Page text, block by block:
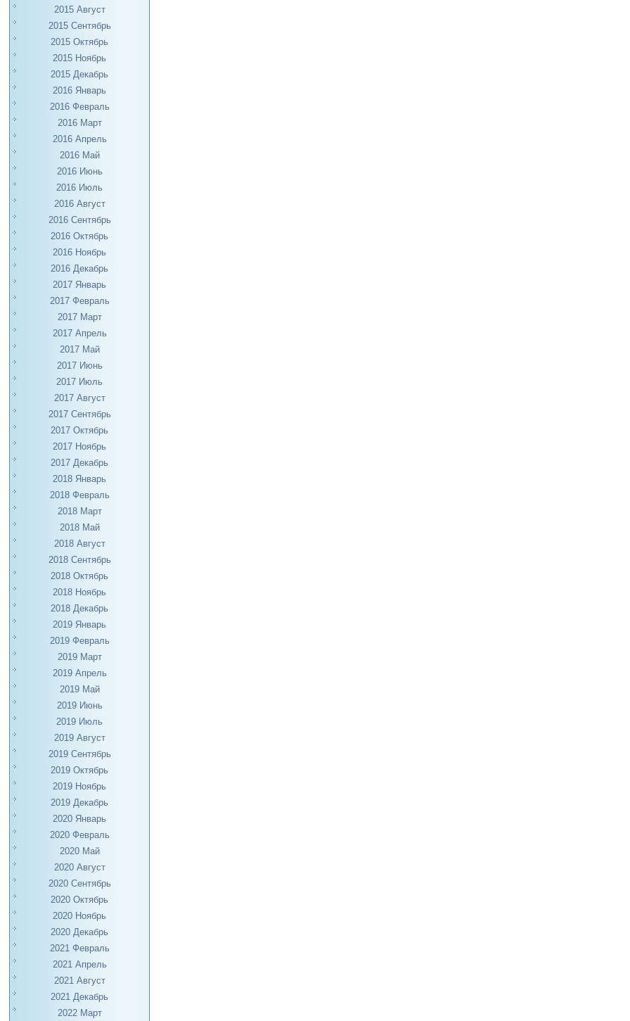
2015 Август
2015 Сентябрь
2015 Октябрь
2015 Ноябрь
2015 Декабрь
2016 Январь
2016 Февраль
2016 Март
2016 Апрель
2016 Май
2016 Июнь
2016 Июль
2016 Август
2016 Сентябрь
2016 Октябрь
2016 Ноябрь
2016 Декабрь
2017 Январь
2017 Февраль
2017 Март
2017 Апрель
2017 Май
2017 Июнь
2017 Июль
2017 Август
2017 Сентябрь
2017 Октябрь
2017 Ноябрь
2017 Декабрь
2018 Январь
2018 Февраль
2018 Март
2018 Май
2018 Август
2018 Сентябрь
2018 Октябрь
2018 Ноябрь
2018 Декабрь
2019 Январь
2019 Февраль
2019 Март
2019 Апрель
2019 Май
2019 Июнь
2019 Июль
2019 Август
2019 Сентябрь
2019 Октябрь
2019 Ноябрь
2019 Декабрь
2020 Январь
2020 Февраль
2020 Май
2020 Август
2020 Сентябрь
2020 Октябрь
2020 Ноябрь
2020 Декабрь
2021 Февраль
2021 Апрель
2021 Август
2021 Декабрь
2022 Март